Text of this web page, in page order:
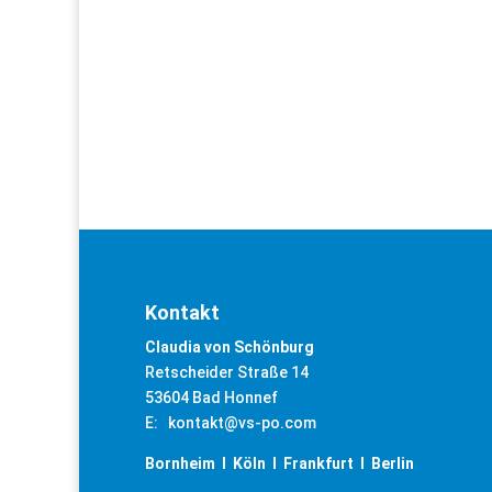
Kontakt
Claudia von Schönburg
Retscheider Straße 14
53604 Bad Honnef
E: kontakt@vs-po.com
Bornheim I Köln I Frankfurt I Berlin